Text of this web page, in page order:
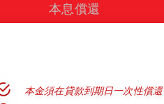
本息償還
本金須在貸款到期日一次性償還